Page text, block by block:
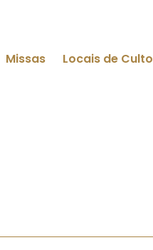
Missas Locais de Culto